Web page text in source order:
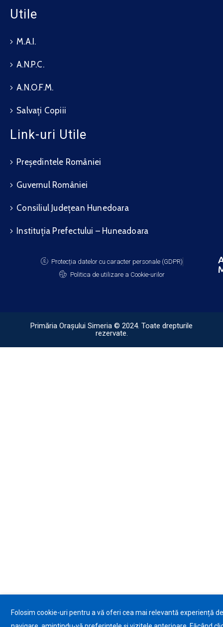
Utile
M.A.I.
A.N.P.C.
A.N.O.F.M.
Salvați Copiii
Link-uri Utile
Președintele României
Guvernul României
Consiliul Județean Hunedoara
Instituția Prefectului – Huneadoara
Protecția datelor cu caracter personale (GDPR)
Politica de utilizare a Cookie-urilor
Primăria Orașului Simeria © 2024. Toate drepturile
rezervate.
Folosim cookie-uri pentru a vă oferi cea mai relevantă experiență de